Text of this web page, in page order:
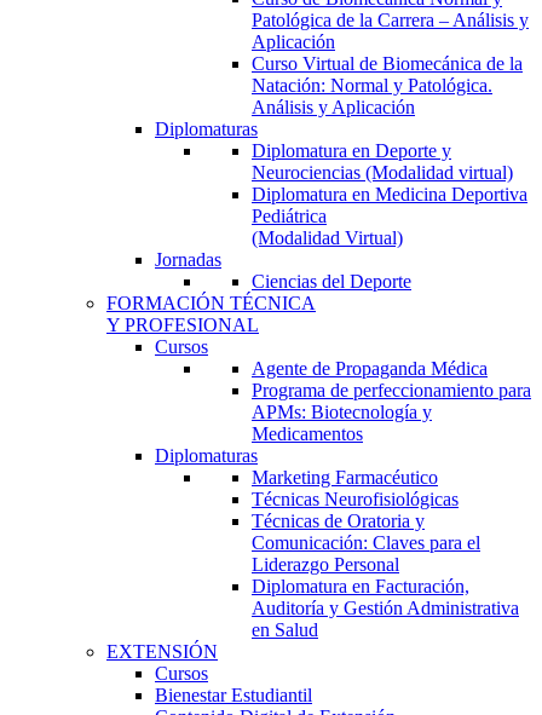
Patológica de la Carrera – Análisis y
Aplicación
Curso Virtual de Biomecánica de la
Natación: Normal y Patológica.
Análisis y Aplicación
Diplomaturas
Diplomatura en Deporte y
Neurociencias (Modalidad virtual)
Diplomatura en Medicina Deportiva
Pediátrica
(Modalidad Virtual)
Jornadas
Ciencias del Deporte
FORMACIÓN TÉCNICA
Y PROFESIONAL
Cursos
Agente de Propaganda Médica
Programa de perfeccionamiento para
APMs: Biotecnología y
Medicamentos
Diplomaturas
Marketing Farmacéutico
Técnicas Neurofisiológicas
Técnicas de Oratoria y
Comunicación: Claves para el
Liderazgo Personal
Diplomatura en Facturación,
Auditoría y Gestión Administrativa
en Salud
EXTENSIÓN
Cursos
Bienestar Estudiantil